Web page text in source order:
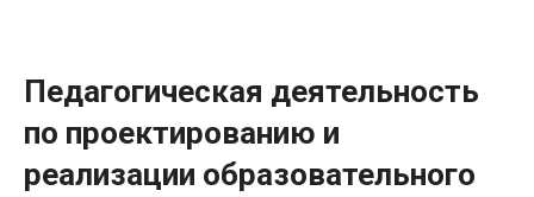
Педагогическая деятельность
по проектированию и
реализации образовательного